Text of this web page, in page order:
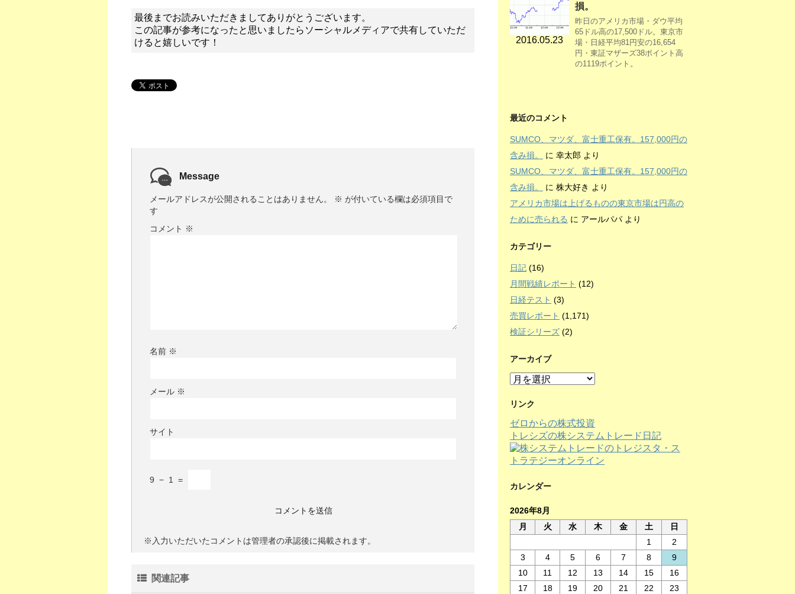
最後までお読みいただきましてありがとうございます。
この記事が参考になったと思いましたらソーシャルメディアで共有していただ
けると嬉しいです！
Message
メールアドレスが公開されることはありません。 ※ が付いている欄は必須項目で
す
コメント ※
名前 ※
メール ※
サイト
9 − 1 =
※入力いただいたコメントは管理者の承認後に掲載されます。
関連記事
2016.05.23
損。
昨日のアメリカ市場・ダウ平均
65ドル高の17,500ドル。東京市
場・日経平均81円安の16,654
円・東証マザーズ38ポイント高
の1119ポイント。
最近のコメント
SUMCO、マツダ、富士重工保有。157,000円の
含み損。
に 幸太郎 より
SUMCO、マツダ、富士重工保有。157,000円の
含み損。
に 株大好き より
アメリカ市場は上げるものの東京市場は円高の
ために売られる に アールパパ より
カテゴリー
日記 (16)
月間戦績レポート (12)
日経テスト (3)
売買レポート (1,171)
検証シリーズ (2)
アーカイブ
ア
カ
ブ
リンク
ゼロからの株式投資
トレシズの株システムトレード日記
カレンダー
2026年8月
月
火 水 木 金 土
日
1
2
3
4 5 6 7 8
9
10
11 12 13 14 15
16
17
18 19 20 21 22
23